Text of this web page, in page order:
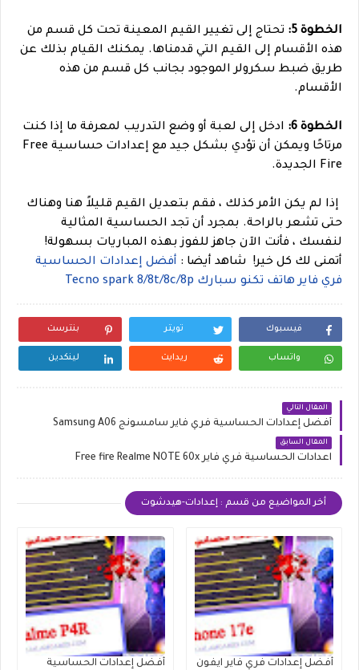
الخطوة 5:
تحتاج إلى تغيير القيم المعينة تحت كل قسم من
هذه الأقسام إلى القيم التي قدمناها. يمكنك القيام بذلك عن
طريق ضبط سكرولر الموجود بجانب كل قسم من هذه
الأقسام.
الخطوة 6:
ادخل إلى لعبة أو وضع التدريب لمعرفة ما إذا كنت
مرتاحًا ويمكن أن تؤدي بشكل جيد مع إعدادات حساسية Free
Fire الجديدة.
إذا لم يكن الأمر كذلك ، فقم بتعديل القيم قليلاً هنا وهناك
حتى تشعر بالراحة. بمجرد أن تجد الحساسية المثالية
لنفسك ، فأنت الآن جاهز للفوز بهذه المباريات بسهولة!
أتمنى لك كل خير!
شاهد أيضا : أفضل إعدادات الحساسية
فري فاير هاتف تكنو سبارك Tecno spark 8/8t/8c/8p
فيسبوك تويتر بنترست
واتساب ريدايت لينكدين
المقال التالي
أفضل إعدادات الحساسية فري فاير سامسونج Samsung A06
المقال السابق
اعدادات الحساسية فري فاير Free fire Realme NOTE 60x
أخر المواضيع من قسم : إعدادات-هيدشوت
أفضل إعدادات فري فاير ايفون
أفضل إعدادات الحساسية